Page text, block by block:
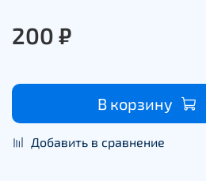
200 ₽
В корзину
Добавить в сравнение